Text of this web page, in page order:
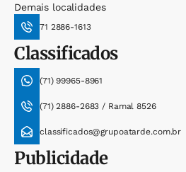
Demais localidades
71 2886-1613
Classificados
(71) 99965-8961
(71) 2886-2683 / Ramal 8526
classificados@grupoatarde.com.br
Publicidade